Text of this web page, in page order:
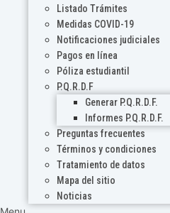
Listado Trámites
Medidas COVID-19
Notificaciones judiciales
Pagos en línea
Póliza estudiantil
P.Q.R.D.F
Generar P.Q.R.D.F.
Informes P.Q.R.D.F.
Preguntas frecuentes
Términos y condiciones
Tratamiento de datos
Mapa del sitio
Noticias